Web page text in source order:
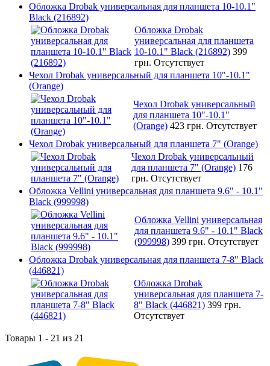
Обложка Drobak универсальная для планшета 10-10.1"
Black (216892)
Обложка Drobak
универсальная для планшета
10-10.1" Black (216892) 399
грн. Отсутствует
Чехол Drobak универсальный для планшета 10"-10.1"
(Orange)
Чехол Drobak универсальный
для планшета 10"-10.1"
(Orange) 423 грн. Отсутствует
Чехол Drobak универсальный для планшета 7" (Orange)
Чехол Drobak универсальный
для планшета 7" (Orange) 176
грн. Отсутствует
Обложка Vellini универсальная для планшета 9.6" - 10.1"
Black (999998)
Обложка Vellini универсальная
для планшета 9.6" - 10.1" Black
(999998) 399 грн. Отсутствует
Обложка Drobak универсальная для планшета 7-8" Black
(446821)
Обложка Drobak
универсальная для планшета 7-
8" Black (446821) 399 грн.
Отсутствует
Товары 1 - 21 из 21